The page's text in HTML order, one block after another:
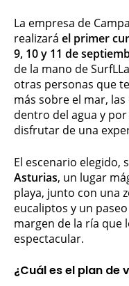
La empresa de
realizará el primer
9, 10 y 11 de
de la mano de
otras personas que
más sobre el mar,
dentro del agua y
disfrutar de una
El escenario elegido,
Asturias, un lugar
playa, junto con una
eucaliptos y un
margen de la ría que
espectacular.
¿Cuál es el plan de